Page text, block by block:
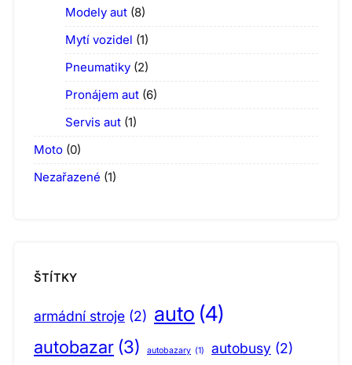
Modely aut (8)
Mytí vozidel (1)
Pneumatiky (2)
Pronájem aut (6)
Servis aut (1)
Moto (0)
Nezařazené (1)
ŠTÍTKY
armádní stroje (2) auto (4)
autobazar (3) autobazary (1) autobusy (2)